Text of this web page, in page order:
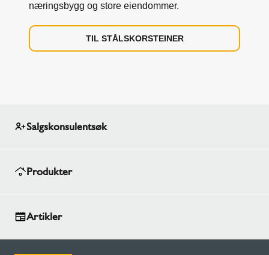
næringsbygg og store eiendommer.
TIL STÅLSKORSTEINER
Salgskonsulentsøk
Produkter
Artikler